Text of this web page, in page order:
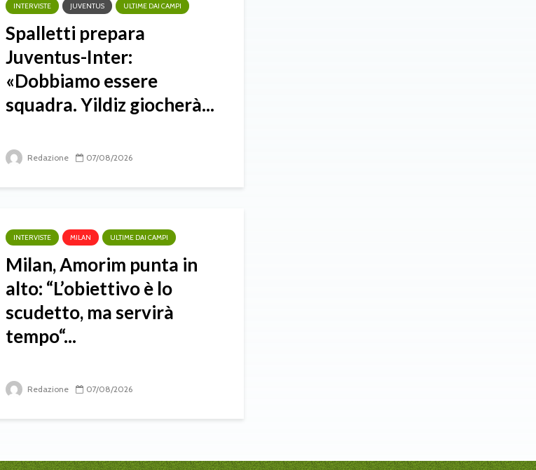
INTERVISTE JUVENTUS ULTIME DAI CAMPI
Spalletti prepara
Juventus-Inter:
«Dobbiamo essere
squadra. Yildiz giocherà...
Redazione 07/08/2026
INTERVISTE MILAN ULTIME DAI CAMPI
Milan, Amorim punta in
alto: “L’obiettivo è lo
scudetto, ma servirà
tempo“...
Redazione 07/08/2026